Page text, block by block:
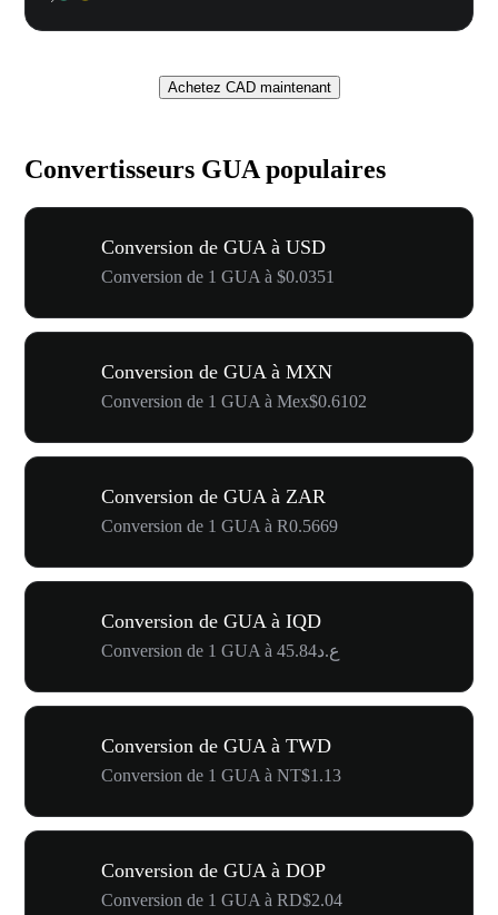
Achetez CAD maintenant
Convertisseurs GUA populaires
Conversion de GUA à USD
Conversion de 1 GUA à $0.0351
Conversion de GUA à MXN
Conversion de 1 GUA à Mex$0.6102
Conversion de GUA à ZAR
Conversion de 1 GUA à R0.5669
Conversion de GUA à IQD
Conversion de 1 GUA à ع.د45.84
Conversion de GUA à TWD
Conversion de 1 GUA à NT$1.13
Conversion de GUA à DOP
Conversion de 1 GUA à RD$2.04